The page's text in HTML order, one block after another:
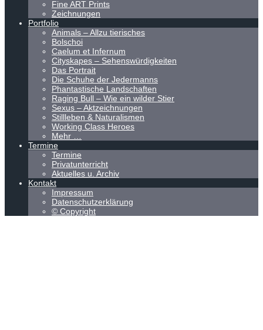
Fine ART Prints
Zeichnungen
Portfolio
Animals – Allzu tierisches
Bolschoi
Caelum et Infernum
Cityskapes – Sehenswürdigkeiten
Das Portrait
Die Schuhe der Jedermanns
Phantastische Landschaften
Raging Bull – Wie ein wilder Stier
Sexus – Aktzeichnungen
Stillleben & Naturalismen
Working Class Heroes
Mehr …
Termine
Termine
Privatunterricht
Aktuelles u. Archiv
Kontakt
Impressum
Datenschutzerklärung
© Copyright